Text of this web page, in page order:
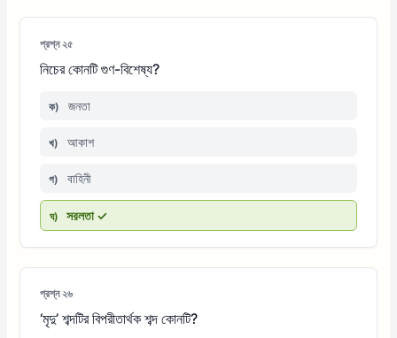
প্রশ্ন ২৫
নিচের কোনটি গুণ-বিশেষ্য?
ক) জনতা
খ) আকাশ
গ) বাহিনী
ঘ) সরলতা ✓
প্রশ্ন ২৬
‘মৃদু’ শব্দটির বিপরীতার্থক শব্দ কোনটি?